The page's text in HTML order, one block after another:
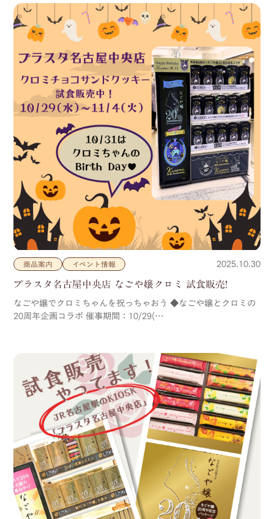
商品案内 イベント情報 2025.10.30
プラスタ名古屋中央店 なごや嬢クロミ 試食販売!
なごや嬢でクロミちゃんを祝っちゃおう ◆なごや嬢とクロミの
20周年企画コラボ 催事期間：10/29(…